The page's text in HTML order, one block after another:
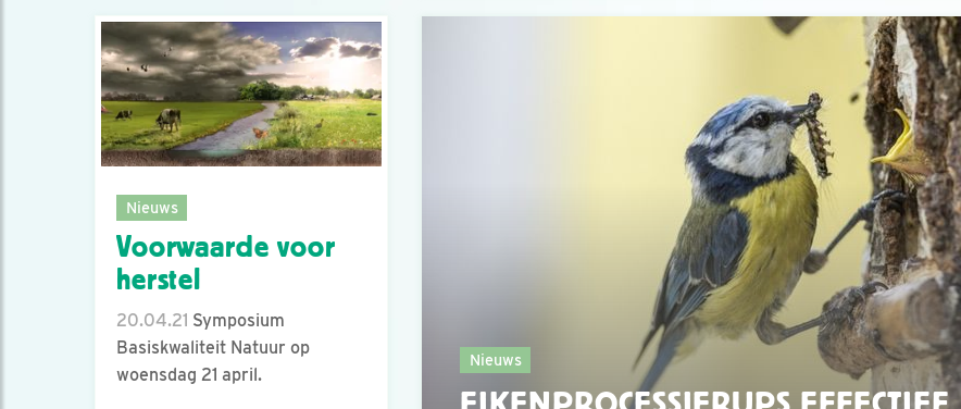
Nieuws
Voorwaarde voor
herstel
20.04.21 Symposium
Basiskwaliteit Natuur op
woensdag 21 april.
Nieuws